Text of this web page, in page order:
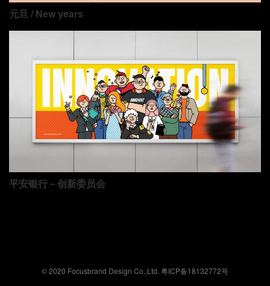
元旦 / New years
平安银行－创新委员会
© 2020 Focusbrand Design Co.,Ltd. 粤ICP备18132772号